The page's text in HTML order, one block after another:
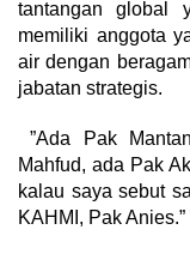
tantangan global
memiliki anggota
air dengan
jabatan strategis.
”Ada Pak
Mahfud, ada Pak
kalau saya sebut
KAHMI, Pak Anies.”